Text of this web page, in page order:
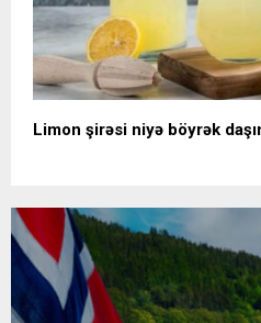
Limon şirəsi niyə böyrək